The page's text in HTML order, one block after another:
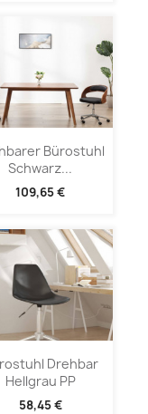
Bürostuhl
Schwarz...
109,65 €
Drehbar
Hellgrau PP
58,45 €